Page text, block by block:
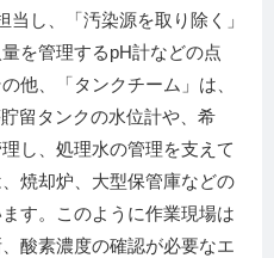
し、「汚染源を取り除く」
を管理するpH計などの点
他、「タンクチーム」は、
留タンクの水位計や、希
し、処理水の管理を支えて
焼却炉、大型保管庫などの
す。このように作業現場は
酸素濃度の確認が必要なエ